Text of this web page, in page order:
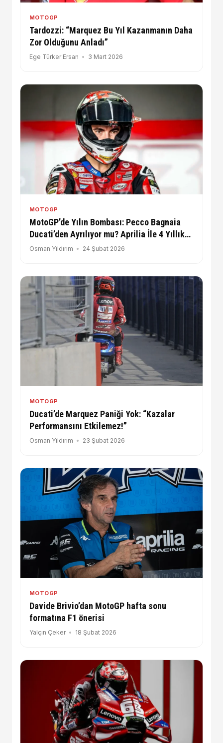
MOTOGP
Tardozzi: “Marquez Bu Yıl Kazanmanın Daha
Zor Olduğunu Anladı”
Ege Türker Ersan 3 Mart 2026
MOTOGP
MotoGP’de Yılın Bombası: Pecco Bagnaia
Ducati’den Ayrılıyor mu? Aprilia İle 4 Yıllık
Dev İmza!
Osman Yıldırım 24 Şubat 2026
MOTOGP
Ducati’de Marquez Paniği Yok: “Kazalar
Performansını Etkilemez!”
Osman Yıldırım 23 Şubat 2026
MOTOGP
Davide Brivio’dan MotoGP hafta sonu
formatına F1 önerisi
Yalçın Çeker 18 Şubat 2026